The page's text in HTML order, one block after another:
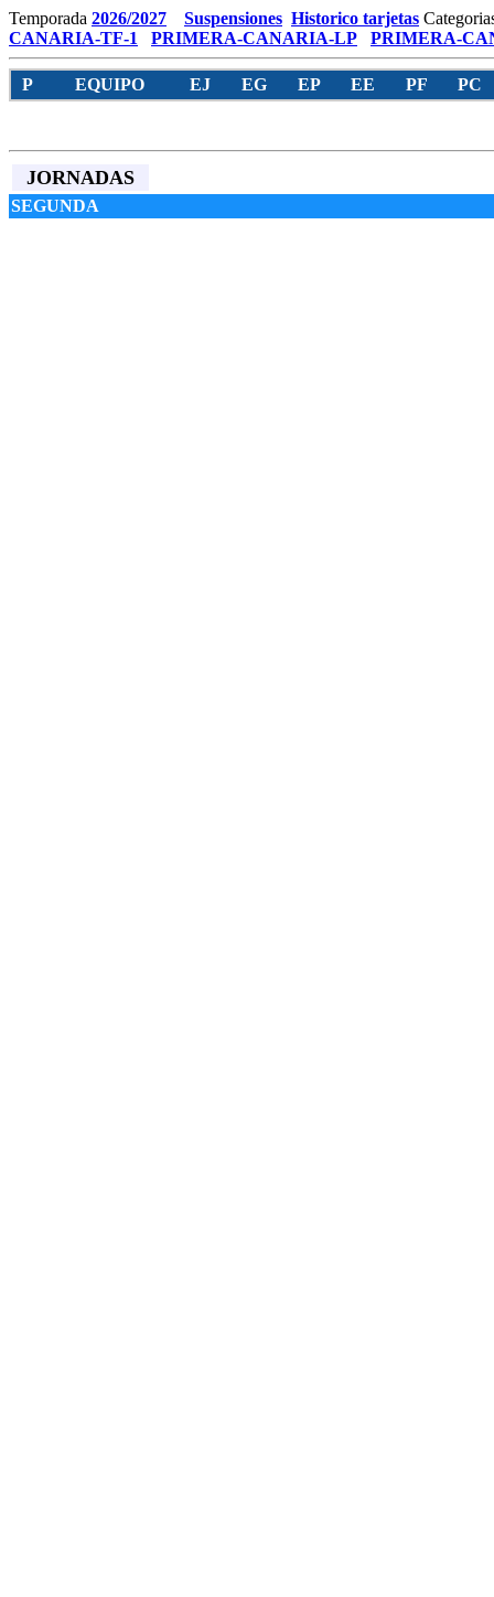
Temporada 2026/2027 Suspensiones Historico tarjetas
CANARIA-TF-1
PRIMERA-CANARIA-LP PRIMERA-
P EQUIPO EJ EG EP EE PF PC
JORNADAS
SEGUNDA